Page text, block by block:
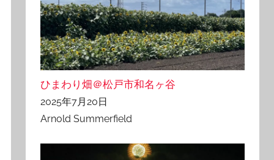
ひまわり畑＠松戸市和名ヶ谷
2025年7月20日
Arnold Summerfield